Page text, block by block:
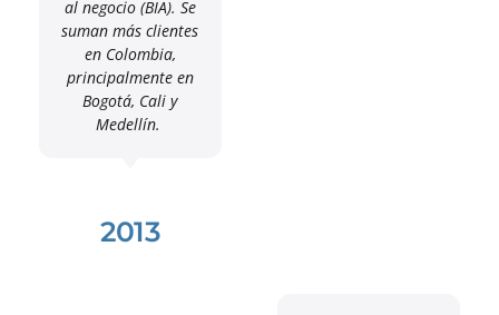
al negocio (BIA). Se
suman más clientes
en Colombia,
principalmente en
Bogotá, Cali y
Medellín.
2013